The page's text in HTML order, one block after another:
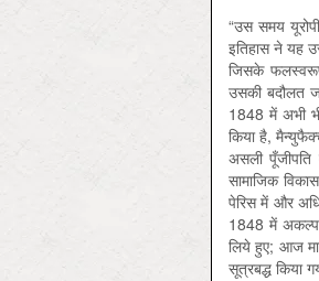
“उस समय
इतिहास ने यह
जिसके
उसकी बदौलत
1848 में अभी
किया है,
असली
सामाजिक
पेरिस में और
1848 में
लिये हुए; आज
सूत्रबद्ध किया